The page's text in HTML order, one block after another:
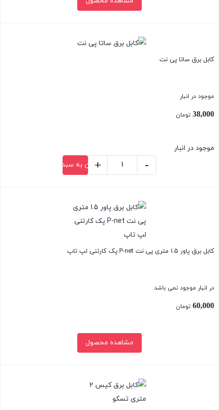
کابل برق ساتا پی نت
موجود در انبار
38,000 تومان
موجود در انبار
عدد
-
+
افزودن به سبد خرید
کابل برق پاور 1.5 متری پی نت P-net پک کارتنی لپ تاپ
در انبار موجود نمی باشد
60,000 تومان
مشاهده محصول